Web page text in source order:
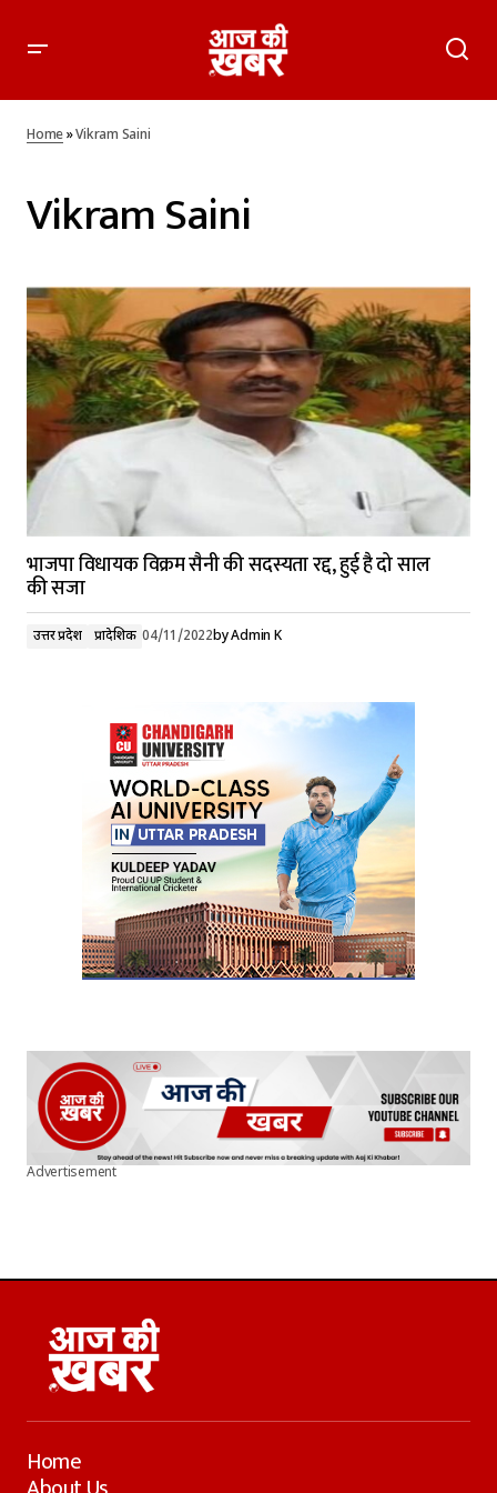
Home»Vikram Saini
Vikram Saini
भाजपा विधायक विक्रम सैनी की सदस्यता रद्द, हुई है दो साल
की सजा
उत्तर प्रदेश प्रादेशिक 04/11/2022byAdmin K
Advertisement
Home